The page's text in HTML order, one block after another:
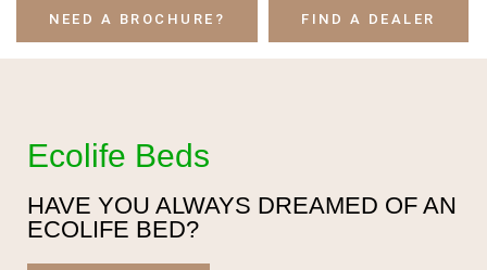
NEED A BROCHURE? FIND A DEALER
Ecolife Beds
HAVE YOU ALWAYS DREAMED OF AN
ECOLIFE BED?